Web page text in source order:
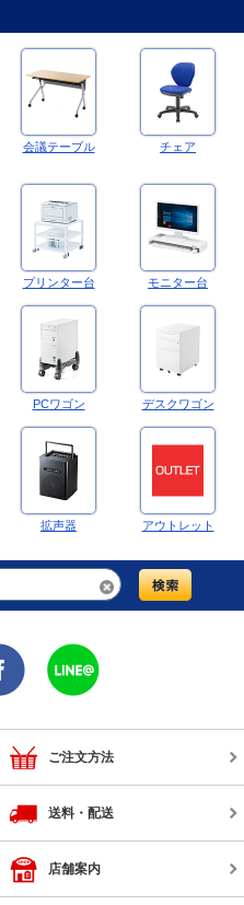
会議テーブル チェア
プリンター台 モニター台
PCワゴン デスクワゴン
拡声器 アウトレット
ご注文方法
送料・配送
店舗案内